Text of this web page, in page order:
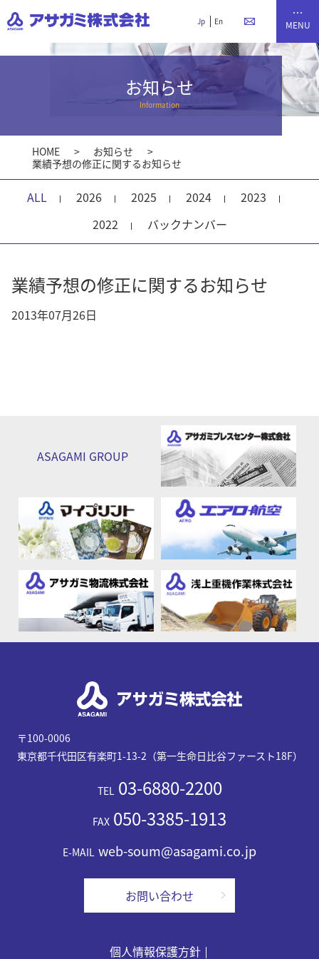
Jp En
お知らせ
Information
HOME
お知らせ
業績予想の修正に関するお知らせ
ALL 2026 2025 2024
2023
2022
バックナンバー
業績予想の修正に関するお知らせ
2013年07月26日
ASAGAMI GROUP
〒100-0006
東京都千代田区有楽町1-13-2（第一生命日比谷ファースト18F）
TEL 03-6880-2200
FAX 050-3385-1913
E-MAIL web-soum@asagami.co.jp
お問い合わせ
個人情報保護方針